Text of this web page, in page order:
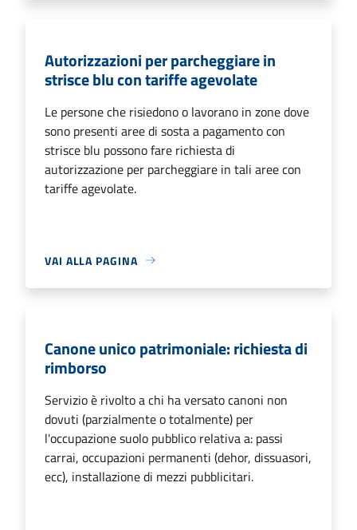
Autorizzazioni per parcheggiare in
strisce blu con tariffe agevolate
Le persone che risiedono o lavorano in zone dove
sono presenti aree di sosta a pagamento con
strisce blu possono fare richiesta di
autorizzazione per parcheggiare in tali aree con
tariffe agevolate.
VAI ALLA PAGINA
Canone unico patrimoniale: richiesta di
rimborso
Servizio è rivolto a chi ha versato canoni non
dovuti (parzialmente o totalmente) per
l'occupazione suolo pubblico relativa a: passi
carrai, occupazioni permanenti (dehor, dissuasori,
ecc), installazione di mezzi pubblicitari.